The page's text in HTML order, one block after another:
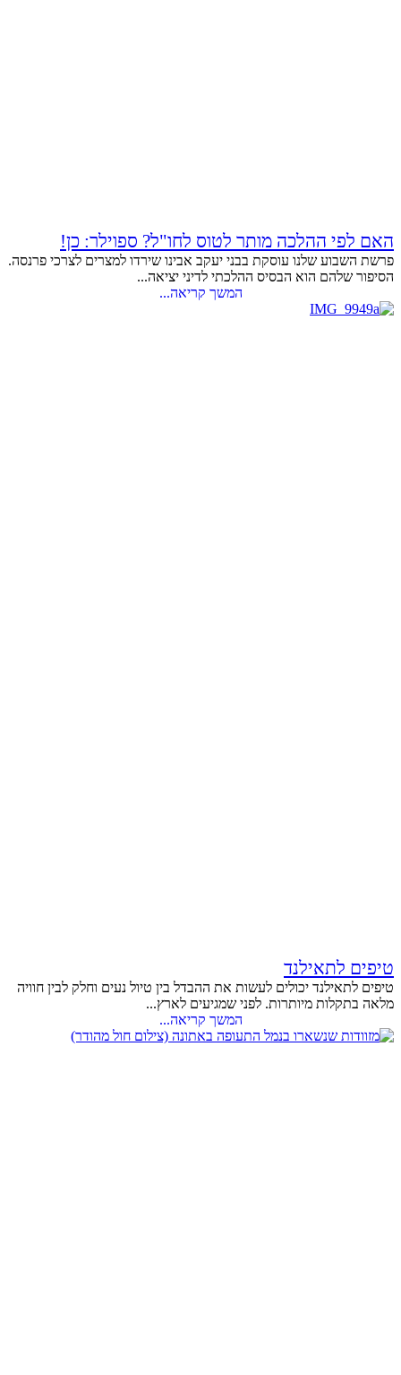
האם לפי ההלכה מותר לטוס לחו"ל? ספוילר: כן!
פרשת השבוע שלנו עוסקת בבני יעקב אבינו שירדו למצרים לצרכי פרנסה.
הסיפור שלהם הוא הבסיס ההלכתי לדיני יציאה...
המשך קריאה...
טיפים לתאילנד
טיפים לתאילנד יכולים לעשות את ההבדל בין טיול נעים וחלק לבין חוויה
מלאה בתקלות מיותרות. לפני שמגיעים לארץ...
המשך קריאה...